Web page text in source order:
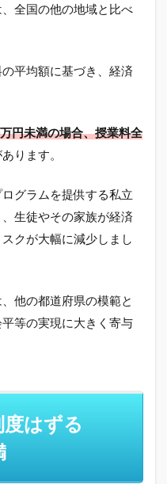
全国の他の地域と比べ
平均額に基づき、経済
円未満の場合、授業料全
ります。
グラムを提供する私立
生徒やその家族が経済
クが大幅に減少しまし
他の都道府県の模範と
等の実現に大きく寄与
はずる